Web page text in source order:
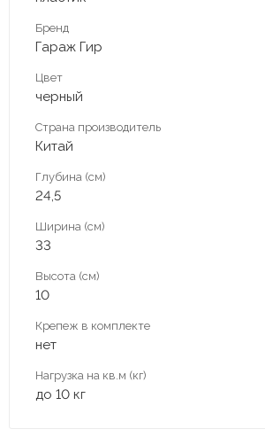
Бренд
Гараж Гир
Цвет
черный
Страна производитель
Китай
Глубина (см)
24,5
Ширина (см)
33
Высота (см)
10
Крепеж в комплекте
нет
Нагрузка на кв.м (кг)
до 10 кг